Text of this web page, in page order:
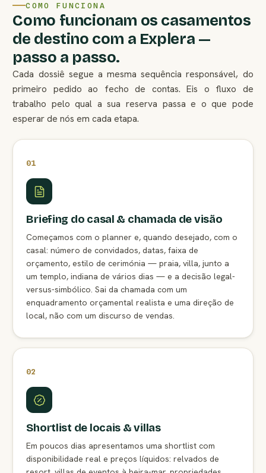
COMO FUNCIONA
Como funcionam os casamentos
de destino com a Explera —
passo a passo.
Cada dossiê segue a mesma sequência responsável, do
primeiro pedido ao fecho de contas. Eis o fluxo de
trabalho pelo qual a sua reserva passa e o que pode
esperar de nós em cada etapa.
01
Briefing do casal & chamada de visão
Começamos com o planner e, quando desejado, com o
casal: número de convidados, datas, faixa de
orçamento, estilo de cerimónia — praia, villa, junto a
um templo, indiana de vários dias — e a decisão legal-
versus-simbólico. Sai da chamada com um
enquadramento orçamental realista e uma direção de
local, não com um discurso de vendas.
02
Shortlist de locais & villas
Em poucos dias apresentamos uma shortlist com
disponibilidade real e preços líquidos: relvados de